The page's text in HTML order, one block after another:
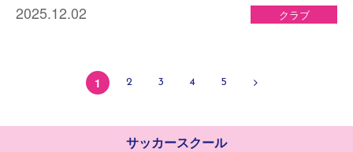
2025.12.02 クラブ
1 2 3 4
5
XT
サッカースクール